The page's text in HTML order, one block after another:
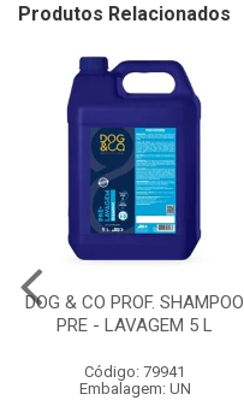
Produtos Relacionados
DOG & CO PROF. SHAMPOO
PRE - LAVAGEM 5 L
Código: 79941
Embalagem: UN